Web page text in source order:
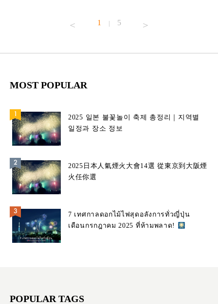
1 | 5
MOST POPULAR
2025 일본 불꽃놀이 축제 총정리｜지역별
일정과 장소 정보
2025日本人氣煙火大會14選 從東京到大阪煙
火任你選
7 เทศกาลดอกไม้ไฟสุดอลังการทั่วญี่ปุ่น
เดือนกรกฎาคม 2025 ที่ห้ามพลาด!
POPULAR TAGS